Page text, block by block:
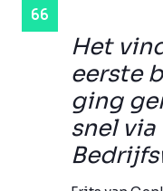
Het
eerste
ging
snel via